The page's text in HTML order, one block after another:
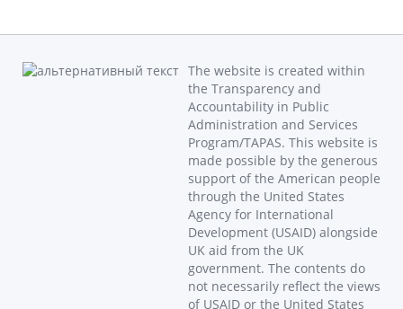
The website is created within
the Transparency and
Accountability in Public
Administration and Services
Program/TAPAS. This website is
made possible by the generous
support of the American people
through the United States
Agency for International
Development (USAID) alongside
UK aid from the UK
government. The contents do
not necessarily reflect the views
of USAID or the United States